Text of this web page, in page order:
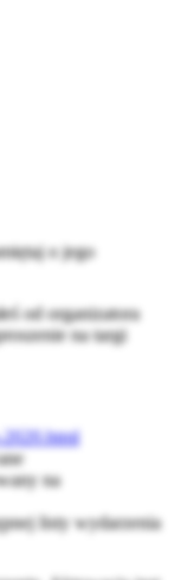
o jego
od organizatora
na targi
na
listy wydarzenia